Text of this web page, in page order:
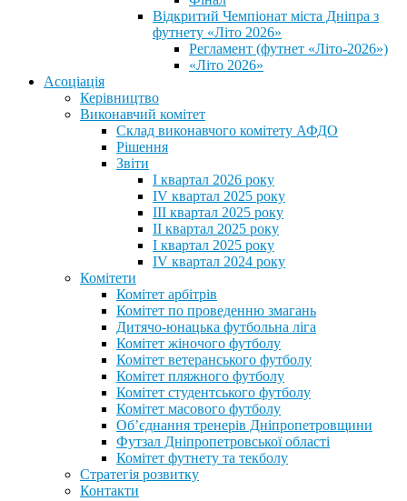
Відкритий Чемпіонат міста Дніпра з
футнету «Літо 2026»
Регламент (футнет «Літо-2026»)
«Літо 2026»
Асоціація
Керівництво
Виконавчий комітет
Склад виконавчого комітету АФДО
Рішення
Звіти
I квартал 2026 року
IV квартал 2025 року
III квартал 2025 року
II квартал 2025 року
I квартал 2025 року
IV квартал 2024 року
Комітети
Комітет арбітрів
Комітет по проведенню змагань
Дитячо-юнацька футбольна ліга
Комітет жіночого футболу
Комітет ветеранського футболу
Комітет пляжного футболу
Комітет студентського футболу
Комітет масового футболу
Обʼєднання тренерів Дніпропетровщини
Футзал Дніпропетровської області
Комітет футнету та текболу
Стратегія розвитку
Контакти